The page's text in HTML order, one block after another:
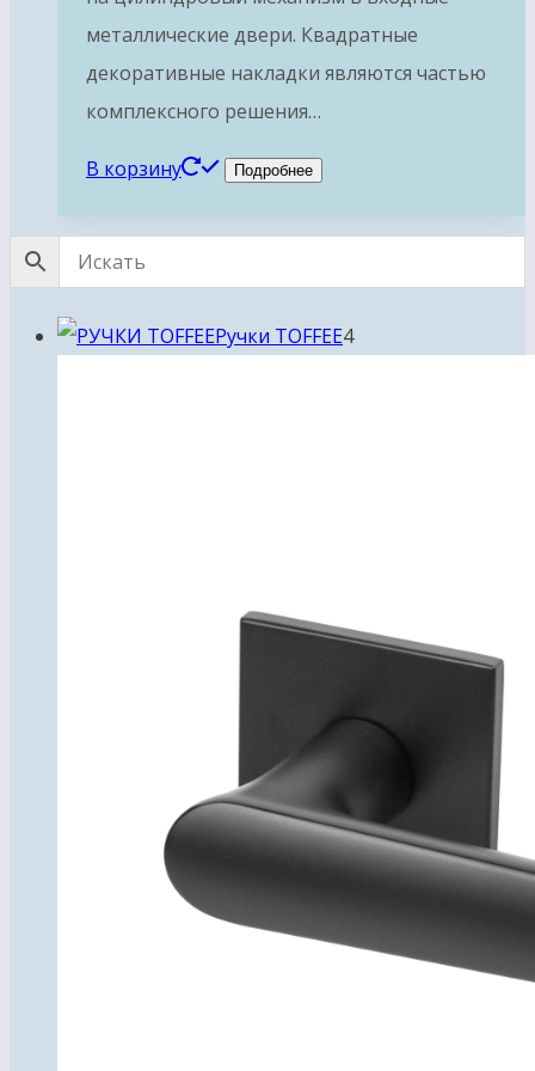
металлические двери. Квадратные
декоративные накладки являются частью
комплексного решения…
В корзину Подробнее
Ручки TOFFEE44